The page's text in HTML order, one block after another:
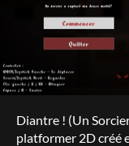
Diantre ! (Un
platformer 2D créé